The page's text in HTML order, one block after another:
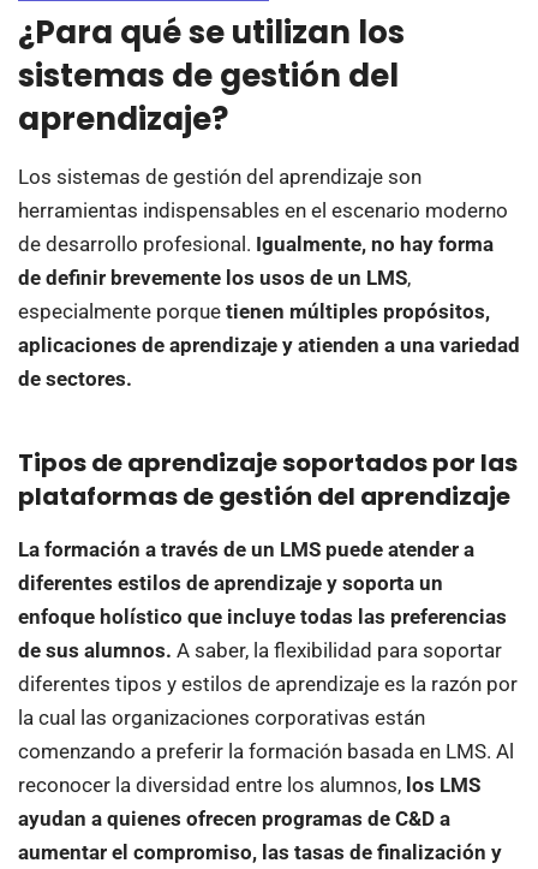
¿Para qué se utilizan los
sistemas de gestión del
aprendizaje?
Los sistemas de gestión del aprendizaje son
herramientas indispensables en el escenario moderno
de desarrollo profesional. Igualmente, no hay forma
de definir brevemente los usos de un LMS,
especialmente porque tienen múltiples propósitos,
aplicaciones de aprendizaje y atienden a una variedad
de sectores.
Tipos de aprendizaje soportados por las
plataformas de gestión del aprendizaje
La formación a través de un LMS puede atender a
diferentes estilos de aprendizaje y soporta un
enfoque holístico que incluye todas las preferencias
de sus alumnos. A saber, la flexibilidad para soportar
diferentes tipos y estilos de aprendizaje es la razón por
la cual las organizaciones corporativas están
comenzando a preferir la formación basada en LMS. Al
reconocer la diversidad entre los alumnos, los LMS
ayudan a quienes ofrecen programas de C&D a
aumentar el compromiso, las tasas de finalización y